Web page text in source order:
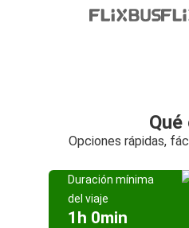
Opciones rápidas,
Duración mínima
del viaje
1h 0min